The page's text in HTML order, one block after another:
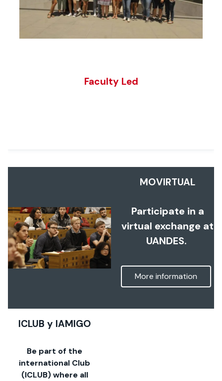
Faculty Led
MOVIRTUAL
Participate in a
virtual exchange at
UANDES.
More information
ICLUB y IAMIGO
Be part of the
international Club
(ICLUB) where all